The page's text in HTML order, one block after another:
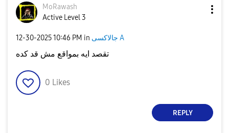
MoRawash
Active Level 3
‎12-30-202510:46 PM in جالاكسى A
تقصد ايه بمواقع مش قد كده
0 Likes
REPLY